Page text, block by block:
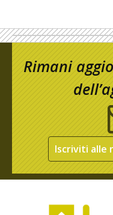
Rimani
Iscriviti alle